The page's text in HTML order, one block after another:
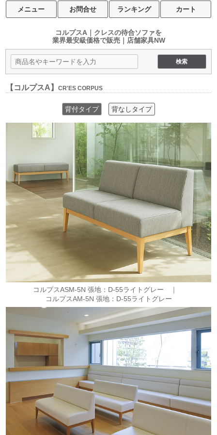
メニュー お問合せ ランキング カート
コルプスA｜クレスの待合ソファを
業界最安級価格で販売｜店舗家具NW
【コルプスA】CR'ES CORPUS
背付タイプ 背なしタイプ
コルプスASM-5N 張地：D-55ライトグレー ｜
コルプスAM-5N 張地：D-55ライトグレー